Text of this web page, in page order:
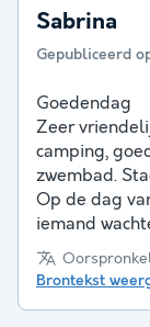
Sabrina
Gepubliceerd
Goedendag
Zeer
camping,
zwembad.
Op de dag
iemand
Brontekst